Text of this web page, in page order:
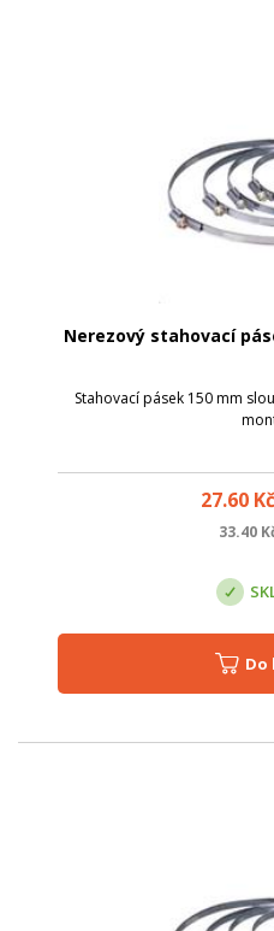
Nerezový stahovací
Stahovací pásek 150 mm
27.60 Kč
33.40